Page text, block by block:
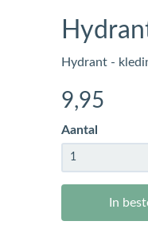
Hydrant -
9,95
Aantal
In